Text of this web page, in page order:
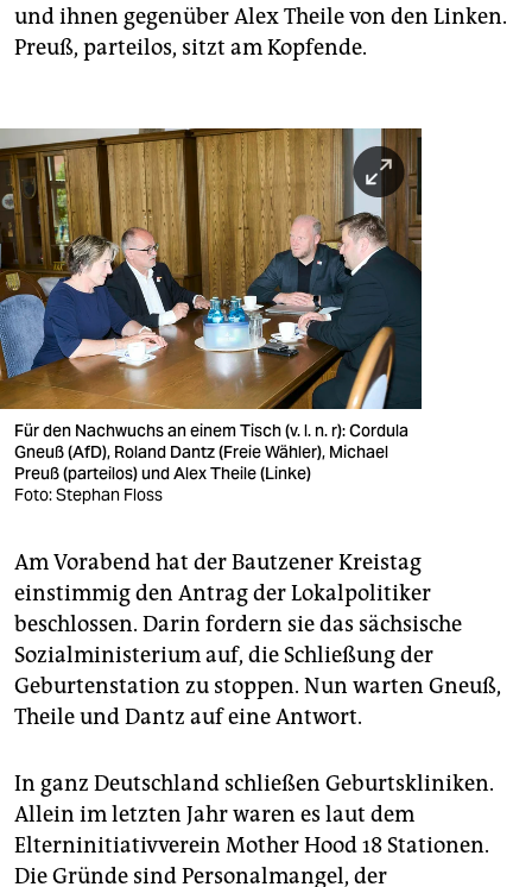
und ihnen gegenüber Alex Theile von den Linken.
Preuß, parteilos, sitzt am Kopfende.
Für den Nachwuchs an einem Tisch (v. l. n. r): Cordula
Gneuß (AfD), Roland Dantz (Freie Wähler), Michael
Preuß (parteilos) und Alex Theile (Linke)
Foto: Stephan Floss
Am Vorabend hat der Bautzener Kreistag
einstimmig den Antrag der Lokalpolitiker
beschlossen. Darin fordern sie das sächsische
Sozialministerium auf, die Schließung der
Geburtenstation zu stoppen. Nun warten Gneuß,
Theile und Dantz auf eine Antwort.
In ganz Deutschland schließen Geburtskliniken.
Allein im letzten Jahr waren es laut dem
Elterninitiativverein Mother Hood 18 Stationen.
Die Gründe sind Personalmangel, der